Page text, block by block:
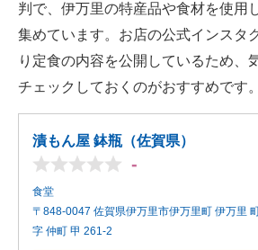
判で、伊万里の特産品や食材を使用
集めています。お店の公式インスタ
り定食の内容を公開しているため、
チェックしておくのがおすすめです。
漬もん屋 鉢瓶（佐賀県）
-
食堂
〒848-0047 佐賀県伊万里市伊万里町 伊万里
字 仲町 甲 261-2